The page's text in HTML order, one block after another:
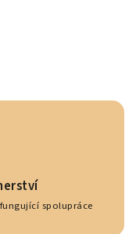
spolupráce